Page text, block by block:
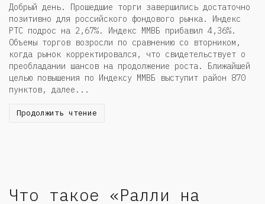
Добрый день. Прошедшие торги завершились достаточно
позитивно для российского фондового рынка. Индекс
РТС подрос на 2,67%. Индекс ММВБ прибавил 4,36%.
Объемы торгов возросли по сравнению со вторником,
когда рынок корректировался, что свидетельствует о
преобладании шансов на продолжение роста. Ближайшей
целью повышения по Индексу ММВБ выступит район 870
пунктов, далее...
Продолжить чтение
Что такое «Ралли на